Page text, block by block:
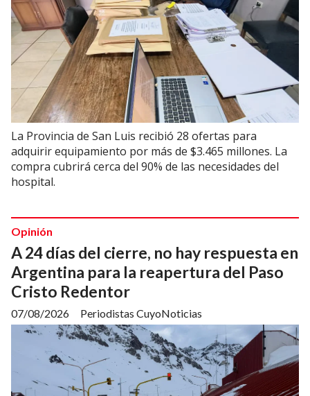
La Provincia de San Luis recibió 28 ofertas para
adquirir equipamiento por más de $3.465 millones. La
compra cubrirá cerca del 90% de las necesidades del
hospital.
A 24 días del cierre, no hay respuesta en
Argentina para la reapertura del Paso
Cristo Redentor
Periodistas CuyoNoticias
Opinión
07/08/2026